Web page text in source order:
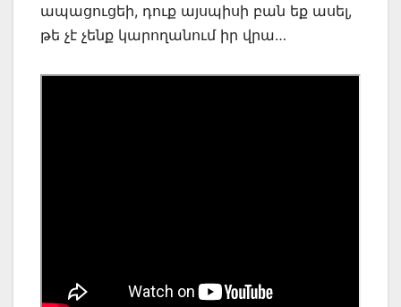
ապացուցեի, դուք այսպիսի բան եք ասել,
թե չէ չենք կարողանում իր վրա…